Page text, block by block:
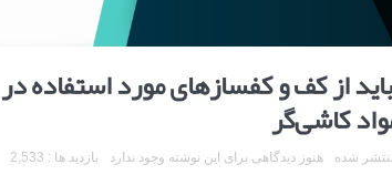
از کف و کفسازهای مورد استفاده در
کاشی‌گر
شده هنوز دیدگاهی برای این نوشته وجود ندارد
بازدید ها : 2,533